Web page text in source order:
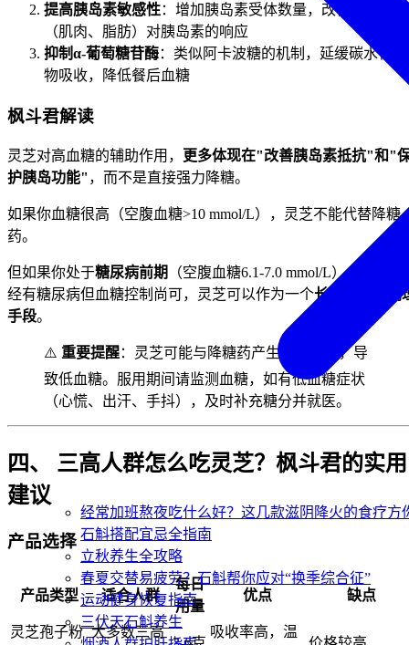
经常加班熬夜吃什么好？这几款滋阴降火的食疗方
石斛搭配宜忌全指南
立秋养生全攻略
春夏交替易疲劳？石斛帮你应对“换季综合征”
运动健身恢复指南
三伏天石斛养生
提高胰岛素敏感性：增加胰岛素受体数量，改善外周组织
（肌肉、脂肪）对胰岛素的响应
抑制α-葡萄糖苷酶：类似阿卡波糖的机制，延缓碳水化合
物吸收，降低餐后血糖
枫斗君解读
灵芝对高血糖的辅助作用，
更多体现在"改善胰岛素抵抗"和"
护胰岛功能" ，而不是直接强力降糖。
如果你血糖很高（空腹血糖>10 mmol/L），灵芝不能代替降糖
药。
但如果你处于糖尿病前期
（空腹血糖6.1-7.0 mmol/L），或者已
经有糖尿病但血糖控制尚可，灵芝可以作为一个长期的辅助调
手段。
⚠️ 重要提醒：灵芝可能与降糖药产生协同作用，导
致低血糖。服用期间请监测血糖，如有低血糖症状
（心慌、出汗、手抖），及时补充糖分并就医。
四、 三高人群怎么吃灵芝？枫斗君的实用
建议
产品选择
产品类型 适合人群
每日
用量
优点 缺点
灵芝孢子粉 大多数三高 吸收率高，温